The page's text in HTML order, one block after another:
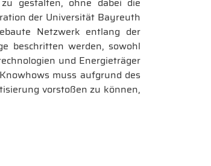
der Universität Bayreuth
Netzwerk entlang der
beschritten werden, sowohl
und Energieträger
muss aufgrund des
vorstoßen zu können,